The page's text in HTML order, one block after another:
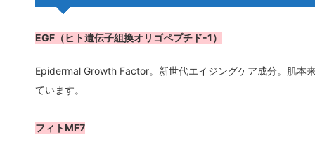
EGF（ヒト遺伝子組換オリゴペプチド-1）
Epidermal Growth Factor。新世代エイジングケア成分。肌本
ています。
フィトMF7